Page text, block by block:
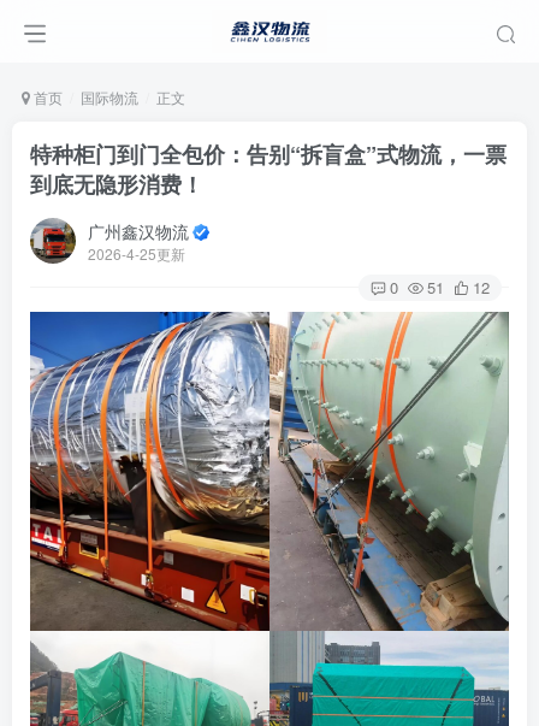
首页 国际物流 正文
特种柜门到门全包价：告别“拆盲盒”式物流，一票
到底无隐形消费！
广州鑫汉物流
2026-4-25更新
0 51 12